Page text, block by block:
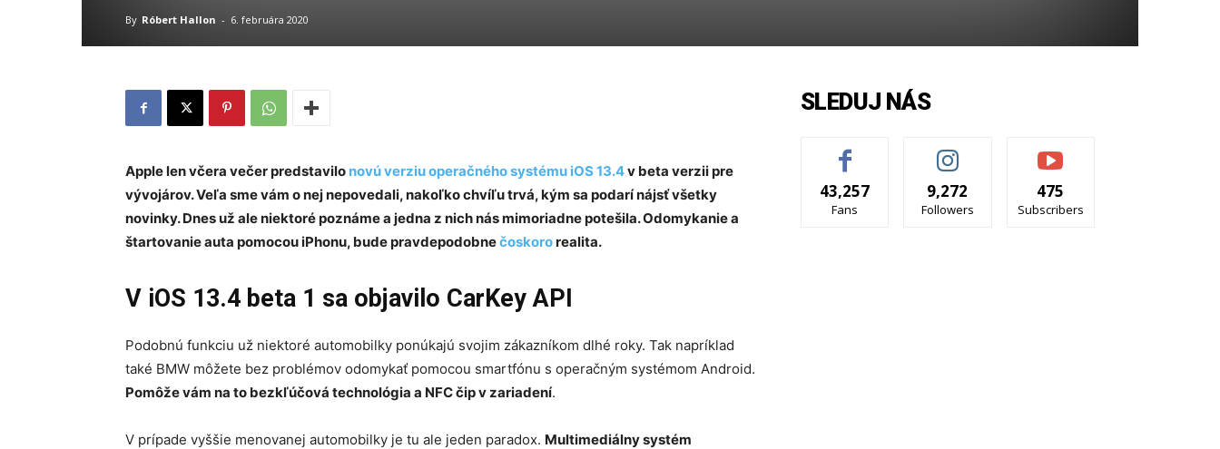
By Róbert Hallon - 6. februára 2020
Apple len včera večer predstavilo novú verziu operačného systému iOS 13.4v beta verzii pre
vývojárov. Veľa sme vám o nej nepovedali, nakoľko chvíľu trvá, kým sa podarí nájsť všetky
novinky. Dnes už ale niektoré poznáme a jedna z nich nás mimoriadne potešila. Odomykanie a
štartovanie auta pomocou iPhonu, bude pravdepodobnečoskororealita.
V iOS 13.4 beta 1 sa objavilo CarKey API
Podobnú funkciu už niektoré automobilky ponúkajú svojim zákazníkom dlhé roky. Tak napríklad
také BMW môžete bez problémov odomykať pomocou smartfónu s operačným systémom Android.
Pomôže vám na to bezkľúčová technológia a NFC čip v zariadení.
V prípade vyššie menovanej automobilky je tu ale jeden paradox. Multimediálny systém
SLEDUJ NÁS
43,257
Fans
9,272
Followers
475
Subscribers